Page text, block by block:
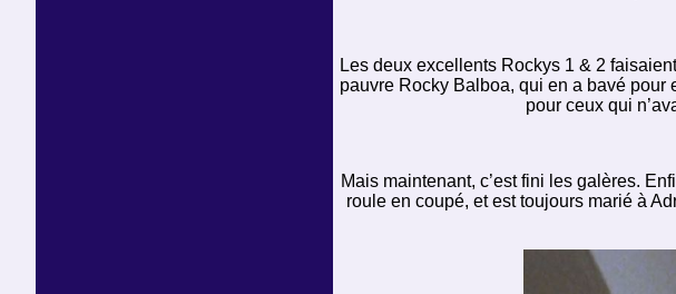
Les deux excellents Rockys 1 & 2
pauvre Rocky Balboa, qui en a bavé
pour ceux qui
Mais maintenant, c’est fini les galères.
roule en coupé, et est toujours marié à